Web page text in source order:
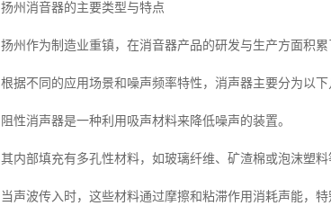
扬州消音器的主要类型与特点
扬州作为制造业重镇，在消音器产品的研发与生产方面积累
根据不同的应用场景和噪声频率特性，消声器主要分为以下
阻性消声器是一种利用吸声材料来降低噪声的装置。
其内部填充有多孔性材料，如玻璃纤维、矿渣棉或泡沫塑料
当声波传入时，这些材料通过摩擦和粘滞作用消耗声能，特